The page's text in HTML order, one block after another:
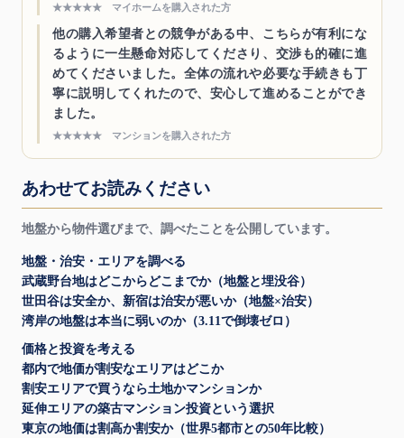
★★★★★ マイホームを購入された方
他の購入希望者との競争がある中、こちらが有利にな
るように一生懸命対応してくださり、交渉も的確に進
めてくださいました。全体の流れや必要な手続きも丁
寧に説明してくれたので、安心して進めることができ
ました。
★★★★★ マンションを購入された方
あわせてお読みください
地盤から物件選びまで、調べたことを公開しています。
地盤・治安・エリアを調べる
武蔵野台地はどこからどこまでか（地盤と埋没谷）
世田谷は安全か、新宿は治安が悪いか（地盤×治安）
湾岸の地盤は本当に弱いのか（3.11で倒壊ゼロ）
価格と投資を考える
都内で地価が割安なエリアはどこか
割安エリアで買うなら土地かマンションか
延伸エリアの築古マンション投資という選択
東京の地価は割高か割安か（世界5都市との50年比較）